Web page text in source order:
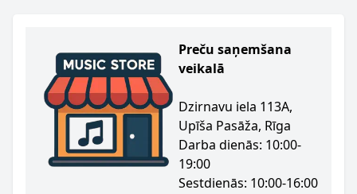
Preču saņemšana
veikalā
Dzirnavu iela 113A,
Upīša Pasāža, Rīga
Darba dienās: 10:00-
19:00
Sestdienās: 10:00-16:00